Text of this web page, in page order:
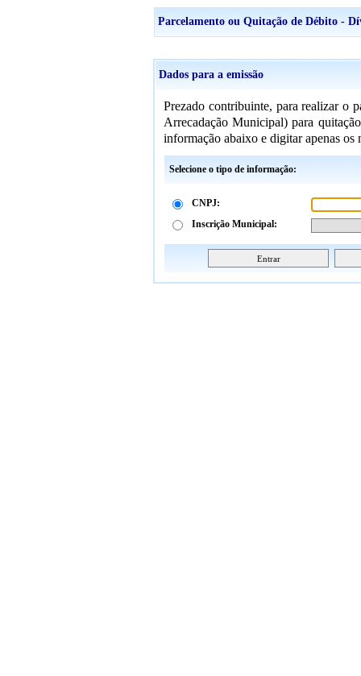
Parcelamento ou Quitação de Débito -
Dados para a emissão
Prezado contribuinte, para realizar o
Arrecadação Municipal) para
informação abaixo e digitar apenas
Selecione o tipo de informação:
CNPJ:
Inscrição Municipal: